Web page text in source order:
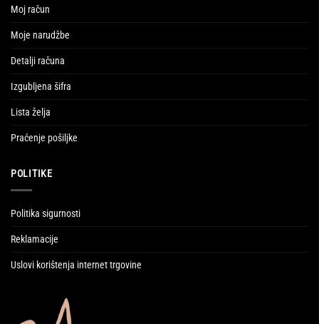
Moj račun
Moje narudžbe
Detalji računa
Izgubljena šifra
Lista želja
Praćenje pošiljke
POLITIKE
Politika sigurnosti
Reklamacije
Uslovi korištenja internet trgovine